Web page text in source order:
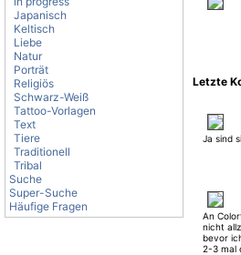
Japanisch
Keltisch
Liebe
Natur
Porträt
Religiös
Schwarz-Weiß
Tattoo-Vorlagen
Text
Tiere
Traditionell
Tribal
Suche
Super-Suche
Häufige Fragen
Letzte
Ja sind
An
nicht
bevor
2-3 mal